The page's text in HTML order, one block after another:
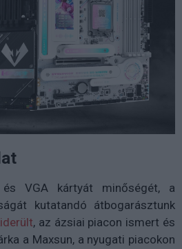
VGA kártyát minőségét, a
kutatandó átbogarásztunk
, az ázsiai piacon ismert és
a Maxsun, a nyugati piacokon